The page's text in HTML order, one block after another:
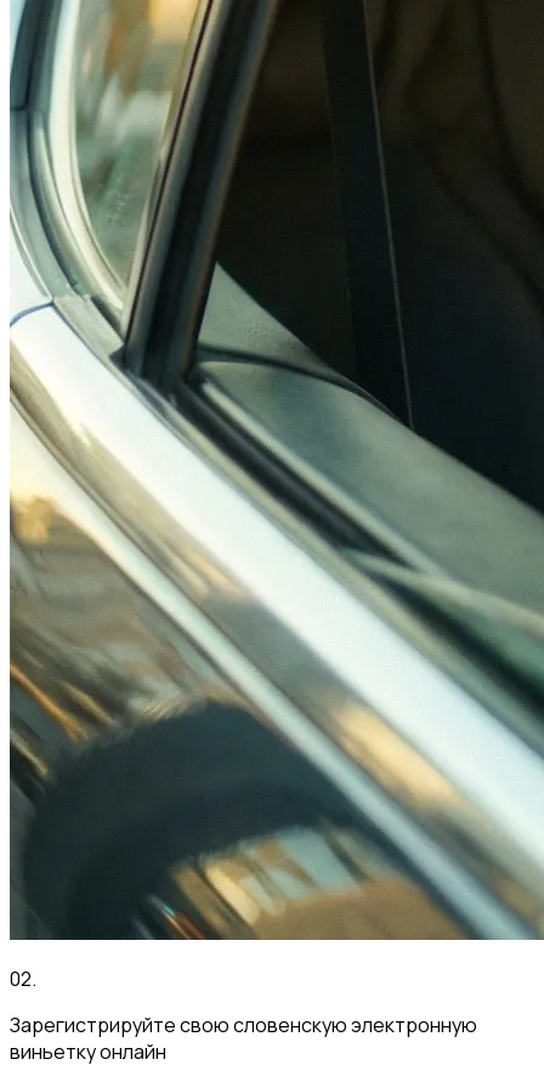
02.
Зарегистрируйте свою словенскую электронную
виньетку онлайн